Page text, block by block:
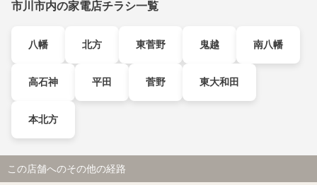
市川市内の家電店チラシ一覧
八幡 北方 東菅野 鬼越 南八幡
高石神 平田 菅野 東大和田
本北方
この店舗へのその他の経路